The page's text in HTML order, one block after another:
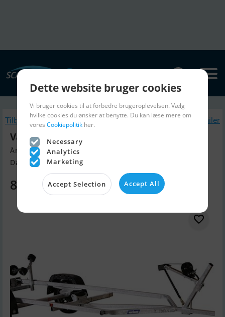
Tilbage Lignende Bådtrailer
Variant Ocean 750
Årgang 2022, Bådtrailer til salg
Danmark
8.995 DKK
Dette website bruger cookies
Vi bruger cookies til at forbedre brugeroplevelsen. Vælg
hvilke cookies du ønsker at benytte. Du kan læse mere om
vores Cookiepolitik her.
Necessary
Analytics
Marketing
Accept Selection Accept All